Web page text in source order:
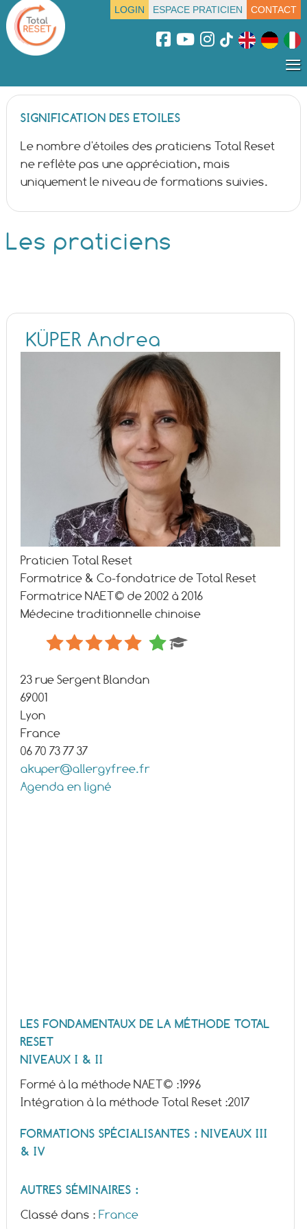
LOGIN ESPACE PRATICIEN CONTACT
≡
SIGNIFICATION DES ETOILES
Le nombre d'étoiles des praticiens Total Reset
ne reflète pas une appréciation, mais
uniquement le niveau de formations suivies.
Les praticiens
KÜPER Andrea
Praticien Total Reset
Formatrice & Co-fondatrice de Total Reset
Formatrice NAET© de 2002 à 2016
Médecine traditionnelle chinoise
23 rue Sergent Blandan
69001
Lyon
France
06 70 73 77 37
akuper@allergyfree.fr
Agenda en ligné
LES FONDAMENTAUX DE LA MÉTHODE TOTAL
RESET
NIVEAUX I & II
Formé à la méthode NAET© :1996
Intégration à la méthode Total Reset :2017
FORMATIONS SPÉCIALISANTES : NIVEAUX III
& IV
AUTRES SÉMINAIRES :
Classé dans : France